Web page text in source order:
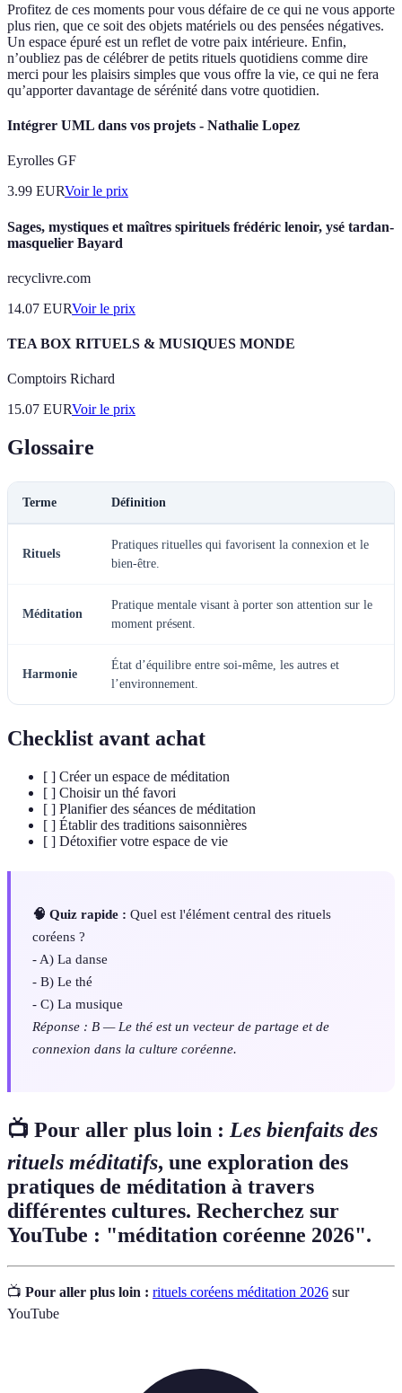
Profitez de ces moments pour vous défaire de ce qui ne vous apporte
plus rien, que ce soit des objets matériels ou des pensées négatives.
Un espace épuré est un reflet de votre paix intérieure. Enfin,
n’oubliez pas de célébrer de petits rituels quotidiens comme dire
merci pour les plaisirs simples que vous offre la vie, ce qui ne fera
qu’apporter davantage de sérénité dans votre quotidien.
Intégrer UML dans vos projets - Nathalie Lopez
Eyrolles GF
3.99 EURVoir le prix
Sages, mystiques et maîtres spirituels frédéric lenoir, ysé tardan-
masquelier Bayard
recyclivre.com
14.07 EURVoir le prix
TEA BOX RITUELS & MUSIQUES MONDE
Comptoirs Richard
15.07 EURVoir le prix
Glossaire
Terme Définition
Rituels
Pratiques rituelles qui favorisent la connexion et le
bien-être.
Méditation
Pratique mentale visant à porter son attention sur le
moment présent.
Harmonie
État d’équilibre entre soi-même, les autres et
l’environnement.
Checklist avant achat
[ ] Créer un espace de méditation
[ ] Choisir un thé favori
[ ] Planifier des séances de méditation
[ ] Établir des traditions saisonnières
[ ] Détoxifier votre espace de vie
🧠 Quiz rapide : Quel est l'élément central des rituels
coréens ?
- A) La danse
- B) Le thé
- C) La musique
Réponse : B — Le thé est un vecteur de partage et de
connexion dans la culture coréenne.
📺 Pour aller plus loin : Les bienfaits des
rituels méditatifs, une exploration des
pratiques de méditation à travers
différentes cultures. Recherchez sur
YouTube : "méditation coréenne 2026".
📺 Pour aller plus loin : rituels coréens méditation 2026 sur
YouTube